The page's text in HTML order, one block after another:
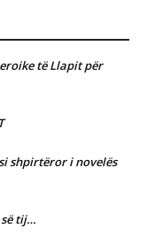
të Llapit për
shpirtëror i novelës
tij…